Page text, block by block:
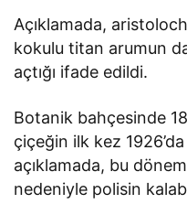
Açıklamada,
kokulu titan arumun
açtığı ifade edildi.
Botanik bahçesinde
çiçeğin ilk kez
açıklamada, bu
nedeniyle polisin